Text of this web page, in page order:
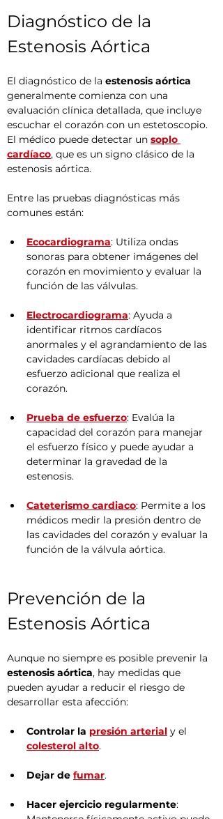
Diagnóstico de la
Estenosis Aórtica
El diagnóstico de la estenosis aórtica
generalmente comienza con una
evaluación clínica detallada, que incluye
escuchar el corazón con un estetoscopio.
El médico puede detectar un soplo
cardíaco, que es un signo clásico de la
estenosis aórtica.
Entre las pruebas diagnósticas más
comunes están:
Ecocardiograma: Utiliza ondas
sonoras para obtener imágenes del
corazón en movimiento y evaluar la
función de las válvulas.
Electrocardiograma: Ayuda a
identificar ritmos cardíacos
anormales y el agrandamiento de las
cavidades cardíacas debido al
esfuerzo adicional que realiza el
corazón.
Prueba de esfuerzo: Evalúa la
capacidad del corazón para manejar
el esfuerzo físico y puede ayudar a
determinar la gravedad de la
estenosis.
Cateterismo cardiaco: Permite a los
médicos medir la presión dentro de
las cavidades del corazón y evaluar la
función de la válvula aórtica.
Prevención de la
Estenosis Aórtica
Aunque no siempre es posible prevenir la
estenosis aórtica, hay medidas que
pueden ayudar a reducir el riesgo de
desarrollar esta afección:
Controlar la presión arterial y el
colesterol alto.
Dejar de fumar.
Hacer ejercicio regularmente: